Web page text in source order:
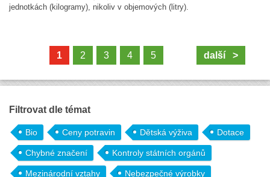
jednotkách (kilogramy), nikoliv v objemových (litry).
1 2 3 4 5 další >
Filtrovat dle témat
Bio Ceny potravin Dětská výživa Dotace
Chybné značení Kontroly státních orgánů
Mezinárodní vztahy Nebezpečné výrobky